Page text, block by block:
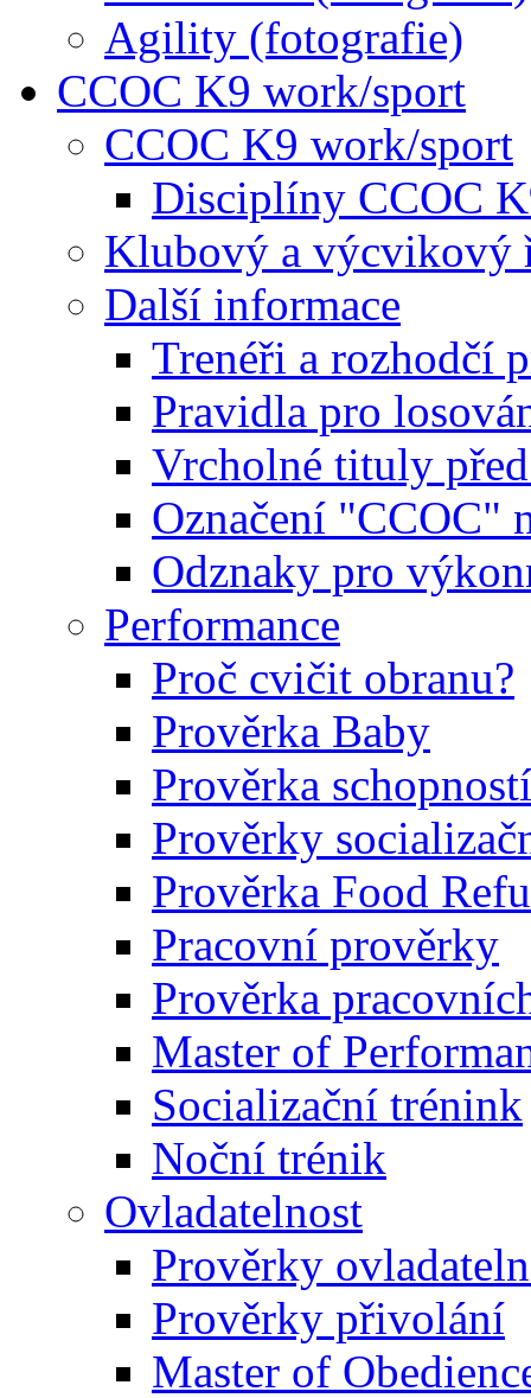
Agility (fotografie)
CCOC K9 work/sport
CCOC K9 work/sport
Disciplíny CCOC
Klubový a výcvikový
Další informace
Trenéři a rozhodčí
Pravidla pro
Vrcholné tituly
Označení "CCOC"
Odznaky pro
Performance
Proč cvičit obranu?
Prověrka Baby
Prověrka
Prověrky
Prověrka Food
Pracovní prověrky
Prověrka
Master of
Socializační trénink
Noční trénik
Ovladatelnost
Prověrky
Prověrky přivolání
Master of